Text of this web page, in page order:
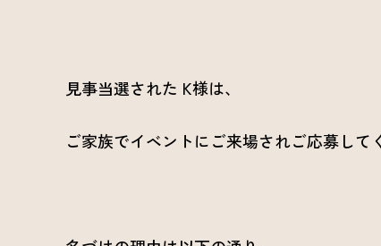
見事当選された K様は、
ご家族でイベントにご来場されご応募して